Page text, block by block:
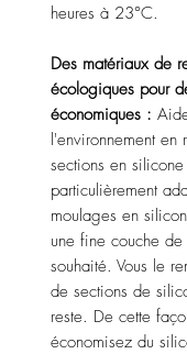
heures à 23°C.
Des matériaux de
écologiques pour
économiques :
l'environnement en
sections en
particulièrement
moulages en
une fine couche
souhaité. Vous le
de sections de
reste. De cette
économisez du